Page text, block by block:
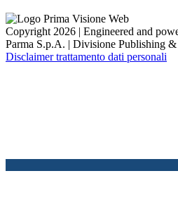
Copyright 2026 | Engineered and
Parma S.p.A. | Divisione Publishing
Disclaimer trattamento dati personali